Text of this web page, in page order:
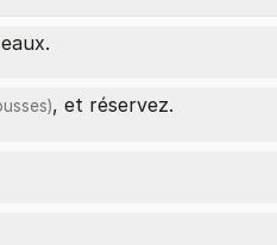
, et réservez.